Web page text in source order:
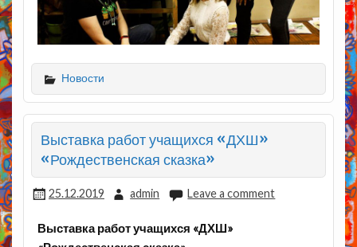
Новости
Выставка работ учащихся «ДХШ»
«Рождественская сказка»
25.12.2019 admin Leave a comment
Выставка работ учащихся «ДХШ»